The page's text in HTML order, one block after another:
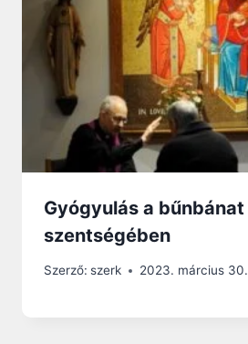
Gyógyulás a bűnbánat
szentségében
Szerző: szerk 2023. március 30.